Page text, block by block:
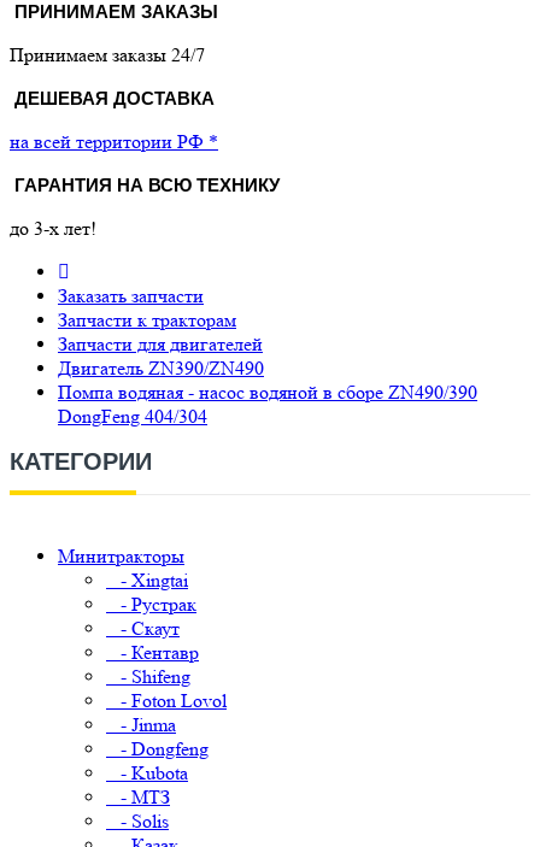
ПРИНИМАЕМ ЗАКАЗЫ
Принимаем заказы 24/7
ДЕШЕВАЯ ДОСТАВКА
на всей территории РФ *
ГАРАНТИЯ НА ВСЮ ТЕХНИКУ
до 3-х лет!
Заказать запчасти
Запчасти к тракторам
Запчасти для двигателей
Двигатель ZN390/ZN490
Помпа водяная - насос водяной в сборе ZN490/390
DongFeng 404/304
КАТЕГОРИИ
Минитракторы
- Xingtai
- Рустрак
- Скаут
- Кентавр
- Shifeng
- Foton Lovol
- Jinma
- Dongfeng
- Kubota
- МТЗ
- Solis